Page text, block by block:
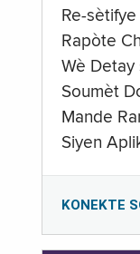
Re-
Rapòte
Wè Detay
Soumèt
Mande
Siyen
KONEKTE